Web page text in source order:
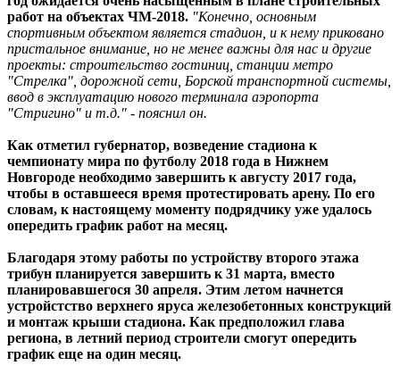
работ на объектах ЧМ-2018. "Конечно, основным
спортивным объектом является стадион, и к нему приковано
пристальное внимание, но не менее важны для нас и другие
проекты: строительство гостиниц, станции метро
"Стрелка", дорожной сети, Борской транспортной системы,
ввод в эксплуатацию нового терминала аэропорта
"Стригино" и т.д." - пояснил он.
Как отметил губернатор, возведение стадиона к
чемпионату мира по футболу 2018 года в Нижнем
Новгороде необходимо завершить к августу 2017 года,
чтобы в оставшееся время протестировать арену. По его
словам, к настоящему моменту подрядчику уже удалось
опередить график работ на месяц.
Благодаря этому работы по устройству второго этажа
трибун планируется завершить к 31 марта, вместо
планировавшегося 30 апреля. Этим летом начнется
устройстство верхнего яруса железобетонных конструкций
и монтаж крыши стадиона. Как предположил глава
региона, в летний период строители смогут опередить
график еще на один месяц.